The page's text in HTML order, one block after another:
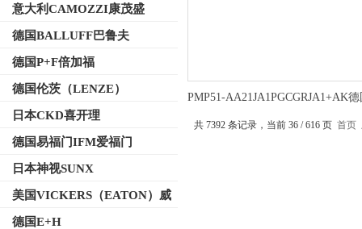
意大利CAMOZZI康茂盛
德国BALLUFF巴鲁夫
德国P+F倍加福
德国伦茨（LENZE）
日本CKD喜开理
德国易福门IFM爱福门
日本神视SUNX
美国VICKERS（EATON）威
格士
德国E+H
PMP51-AA21JA1PGCGRJA1+AK
共 7392 条记录，当前 36 / 616 页 首页